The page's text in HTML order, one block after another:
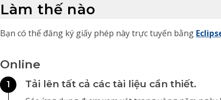
Làm thế nào
Bạn có thể đăng ký giấy phép này trực tuyến bằng
Online
1 Tải lên tất cả các tài liệu cần thiết.